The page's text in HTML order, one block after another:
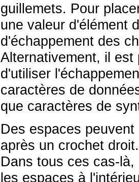
guillemets. Pour
une valeur d'élément
d'échappement des
Alternativement, il
d'utiliser
caractères de
que caractères de
Des espaces
après un crochet
Dans tous ces cas-
les espaces à